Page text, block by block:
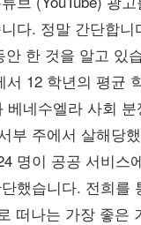
다. 정말 간단합
한 것을 알고 있
12 학년의 평균
네수엘라 사회
주에서 살해당
명이 공공 서비
했습니다. 전희
떠나는 가장 좋은